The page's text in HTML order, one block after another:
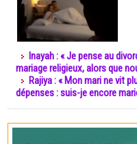
Inayah : « Je pense au
mariage religieux, alors que
Rajiya : « Mon mari ne vit
dépenses : suis-je encore